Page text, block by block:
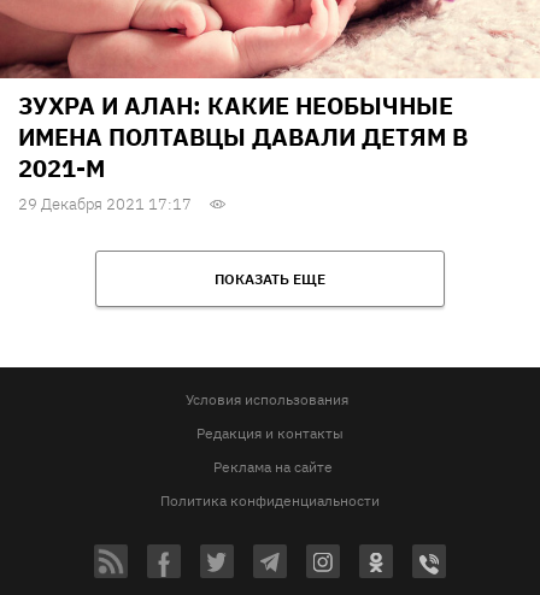
ЗУХРА И АЛАН: КАКИЕ НЕОБЫЧНЫЕ
ИМЕНА ПОЛТАВЦЫ ДАВАЛИ ДЕТЯМ В
2021-М
29 Декабря 2021 17:17
ПОКАЗАТЬ ЕЩЕ
Условия использования
Редакция и контакты
Реклама на сайте
Политика конфиденциальности